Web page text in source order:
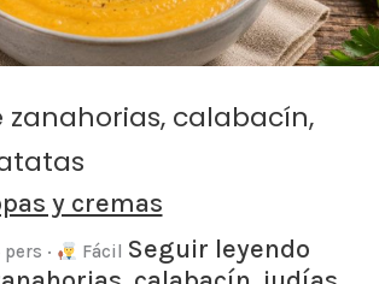
calabacín,
y cremas
· Fácil Seguir leyendo